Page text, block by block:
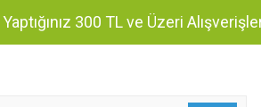
Yaptığınız 300 TL ve Üzeri